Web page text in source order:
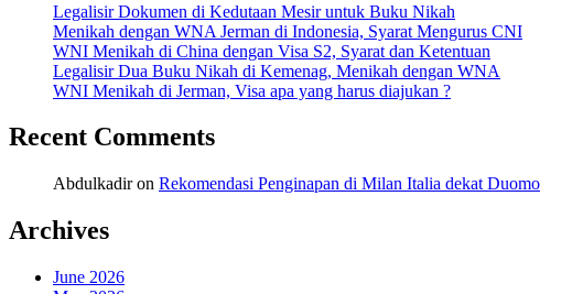
Legalisir Dokumen di Kedutaan Mesir untuk Buku Nikah
Menikah dengan WNA Jerman di Indonesia, Syarat Mengurus CNI
WNI Menikah di China dengan Visa S2, Syarat dan Ketentuan
Legalisir Dua Buku Nikah di Kemenag, Menikah dengan WNA
WNI Menikah di Jerman, Visa apa yang harus diajukan ?
Recent Comments
Abdulkadiron Rekomendasi Penginapan di Milan Italia dekat Duomo
Archives
June 2026